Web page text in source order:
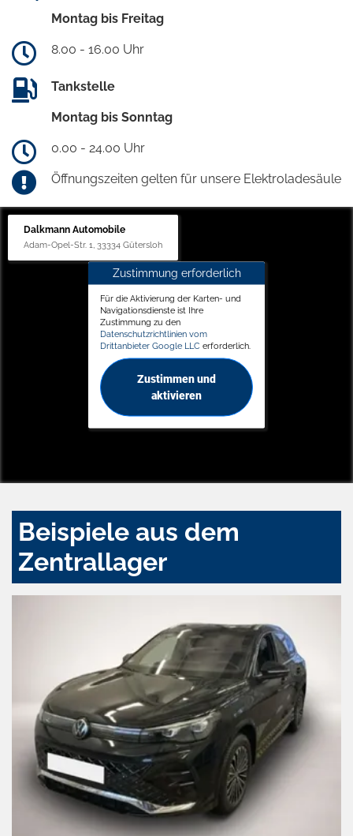
Montag bis Freitag
8.00 - 16.00 Uhr
Tankstelle
Montag bis Sonntag
0.00 - 24.00 Uhr
Öffnungszeiten gelten für unsere Elektroladesäule
Dalkmann Automobile
Adam-Opel-Str. 1, 33334 Gütersloh
Zustimmung erforderlich
Für die Aktivierung der Karten- und
Navigationsdienste ist Ihre
Zustimmung zu den
Datenschutzrichtlinien vom
Drittanbieter Google LLC erforderlich.
Zustimmen und
aktivieren
Beispiele aus dem
Zentrallager